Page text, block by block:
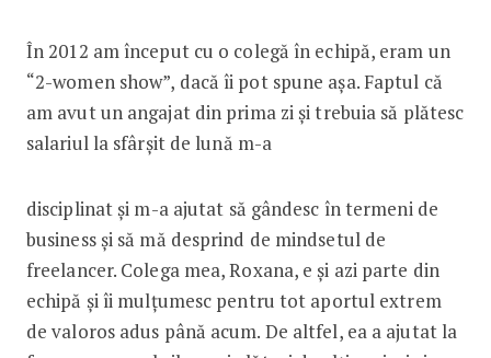
În 2012 am început cu o colegă în echipă, eram un
“2-women show”, dacă îi pot spune așa. Faptul că
am avut un angajat din prima zi și trebuia să plătesc
salariul la sfârșit de lună m-a
disciplinat și m-a ajutat să gândesc în termeni de
business și să mă desprind de mindsetul de
freelancer. Colega mea, Roxana, e și azi parte din
echipă și îi mulțumesc pentru tot aportul extrem
de valoros adus până acum. De altfel, ea a ajutat la